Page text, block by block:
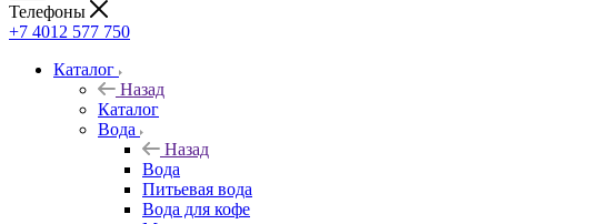
Телефоны
+7 4012 577 750
Каталог
Назад
Каталог
Вода
Назад
Вода
Питьевая вода
Вода для кофе